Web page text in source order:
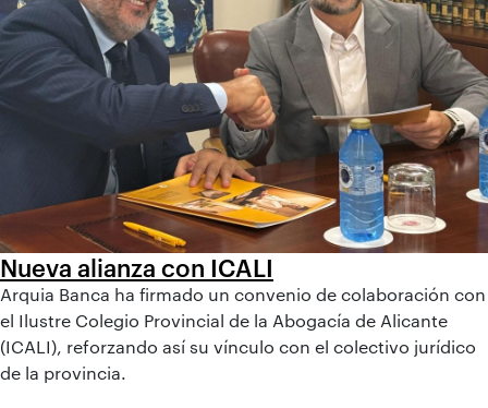
Nueva alianza con ICALI
Arquia Banca ha firmado un convenio de colaboración con
el Ilustre Colegio Provincial de la Abogacía de Alicante
(ICALI), reforzando así su vínculo con el colectivo jurídico
de la provincia.